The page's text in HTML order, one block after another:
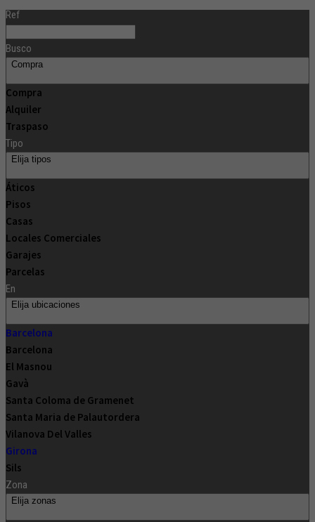
Ref
Busco
Compra
Compra
Alquiler
Traspaso
Tipo
Elija tipos
Áticos
Pisos
Casas
Locales Comerciales
Garajes
Parcelas
En
Elija ubicaciones
Barcelona
Barcelona
El Masnou
Gavà
Santa Coloma de Gramenet
Santa Maria de Palautordera
Vilanova Del Valles
Girona
Sils
Zona
Elija zonas